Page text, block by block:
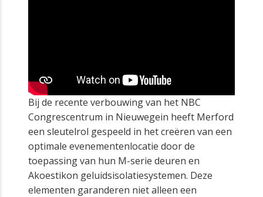
Bij de recente verbouwing van het NBC
Congrescentrum in Nieuwegein heeft Merford
een sleutelrol gespeeld in het creëren van een
optimale evenementenlocatie door de
toepassing van hun M-serie deuren en
Akoestikon geluidsisolatiesystemen. Deze
elementen garanderen niet alleen een